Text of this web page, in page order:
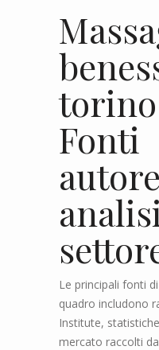
Fonti
Le principali fonti
quadro includono
Institute,
mercato raccolti